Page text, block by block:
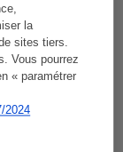
la
sites tiers.
Vous pourrez
« paramétrer
2024
(vidéo)